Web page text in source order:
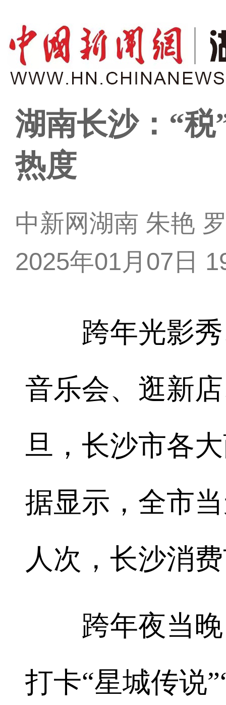
湖南长沙：“
热度
中新网湖南 朱艳
2025年01月07日
跨年光影秀
音乐会、逛新
旦，长沙市各
据显示，全市
人次，长沙消
跨年夜当晚
打卡“星城传说